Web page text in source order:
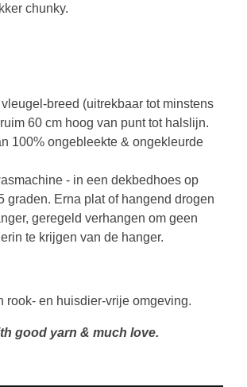
chunky.
breed (uitrekbaar tot minstens
60 cm hoog van punt tot halslijn.
100% ongebleekte & ongekleurde
- in een dekbedhoes op
graden. Erna plat of hangend drogen
geregeld verhangen om geen
te krijgen van de hanger.
rook- en huisdier-vrije omgeving.
good yarn & much love.